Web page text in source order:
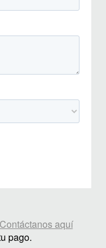
Contáctanos aquí
pago.